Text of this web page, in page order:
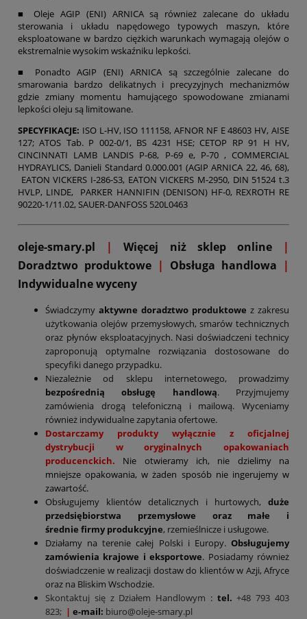
■ Oleje AGIP (ENI) ARNICA są również zalecane do układu
sterowania i układu napędowego typowych maszyn, które
eksploatowane w bardzo ciężkich warunkach wymagają olejów o
ekstremalnie wysokim wskaźniku lepkości.
■ Ponadto AGIP (ENI) ARNICA są szczególnie zalecane do
smarowania bardzo delikatnych i precyzyjnych mechanizmów
gdzie zmiany momentu hamującego spowodowane zmianami
lepkości oleju są limitowane.
SPECYFIKACJE: ISO L-HV, ISO 111158, AFNOR NF E 48603 HV, AISE
127; ATOS Tab. P 002-0/1, BS 4231 HSE; CETOP RP 91 H HV,
CINCINNATI LAMB LANDIS P-68, P-69 e, P-70 , COMMERCIAL
HYDRAYLICS, Danieli Standard 0.000.001 (AGIP ARNICA 22, 46, 68),
EATON VICKERS I-286-S3, EATON VICKERS M-2950, DIN 51524 t.3
HVLP, LINDE, PARKER HANNIFIN (DENISON) HF-0, REXROTH RE
90220-1/11.02, SAUER-DANFOSS 520L0463
oleje-smary.pl | Więcej niż sklep online
|
Doradztwo produktowe | Obsługa handlowa |
Indywidualne wyceny
Świadczymy aktywne doradztwo produktowe z zakresu
użytkowania olejów przemysłowych, smarów technicznych
oraz płynów eksploatacyjnych. Nasi doświadczeni technicy
zaproponują optymalne rozwiązania dostosowane do
specyfiki danego przypadku.
Niezależnie od sklepu internetowego, prowadzimy
bezpośrednią obsługę handlową. Przyjmujemy
zamówienia drogą telefoniczną i mailową. Wyceniamy
również indywidualne zapytania ofertowe.
Dostarczamy produkty wyłącznie z oficjalnej
dystrybucji w oryginalnych opakowaniach
producenckich. Nie otwieramy ich, nie dzielimy na
mniejsze opakowania, w żaden sposób nie ingerujemy w
zawartość.
Obsługujemy klientów detalicznych i hurtowych, duże
przedsiębiorstwa przemysłowe oraz małe i
średnie firmy produkcyjne, rzemieślnicze i usługowe.
Działamy na terenie całej Polski i Europy. Obsługujemy
zamówienia krajowe i eksportowe. Posiadamy również
doświadczenie w realizacji dostaw do klientów w Azji, Afryce
oraz na Bliskim Wschodzie.
Skontaktuj się z Działem Handlowym : tel.+48 793 403
823; | e-mail: biuro@oleje-smary.pl